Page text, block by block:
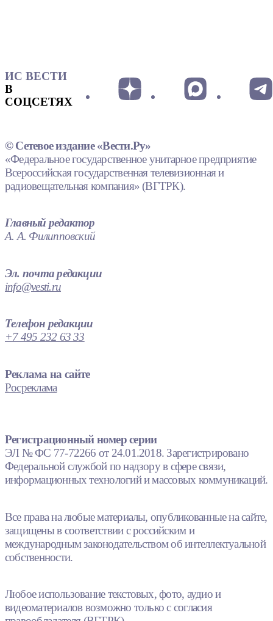
ИС ВЕСТИ
В
СОЦСЕТЯХ
© Сетевое издание «Вести.Ру»
«Федеральное государственное унитарное предприятие
Всероссийская государственная телевизионная и
радиовещательная компания» (ВГТРК).
Главный редактор
А. А. Филипповский
Эл. почта редакции
info@vesti.ru
Телефон редакции
+7 495 232 63 33
Реклама на сайте
Росреклама
Регистрационный номер серии
ЭЛ № ФС 77-72266 от 24.01.2018. Зарегистрировано
Федеральной службой по надзору в сфере связи,
информационных технологий и массовых коммуникаций.
Все права на любые материалы, опубликованные на сайте,
защищены в соответствии с российским и
международным законодательством об интеллектуальной
собственности.
Любое использование текстовых, фото, аудио и
видеоматериалов возможно только с согласия